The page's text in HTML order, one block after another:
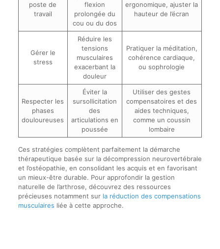
poste de
travail
flexion
prolongée du
cou ou du dos
ergonomique, ajuster la
hauteur de l’écran
Gérer le
stress
Réduire les
tensions
musculaires
exacerbant la
douleur
Pratiquer la méditation,
cohérence cardiaque,
ou sophrologie
Respecter les
phases
douloureuses
Éviter la
sursollicitation
des
articulations en
poussée
Utiliser des gestes
compensatoires et des
aides techniques,
comme un coussin
lombaire
Ces stratégies complètent parfaitement la démarche
thérapeutique basée sur la décompression neurovertébrale
et l’ostéopathie, en consolidant les acquis et en favorisant
un mieux-être durable. Pour approfondir la gestion
naturelle de l’arthrose, découvrez des ressources
précieuses notamment sur la réduction des compensations
musculaires liée à cette approche.